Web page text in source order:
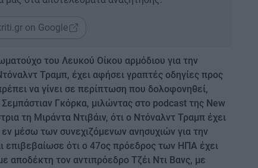
on Google
του Λευκού Οίκου αρμόδιου για την
Τραμπ, έχει αφήσει γραπτές οδηγίες προς
να γίνει σε περίπτωση που δολοφονηθεί,
Γκόρκα, μιλώντας στο podcast της New
τη Μιράντα Ντιβάιν, ότι ο Ντόναλντ Τραμπ έχει
εν μέσω των συνεχιζόμενων ανησυχιών για την
επιβεβαίωσε ότι ο 47ος πρόεδρος των ΗΠΑ έχει
αποδέκτη τον αντιπρόεδρο Τζέι Ντι Βανς, με